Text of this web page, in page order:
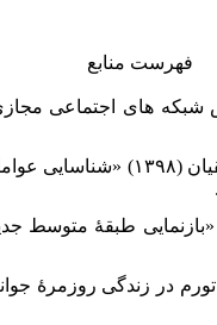
فهرست منابع
۲. اعتمادی راد، حمید؛ جهانخش،
ماسوله، احمدرضا و حدا داوری